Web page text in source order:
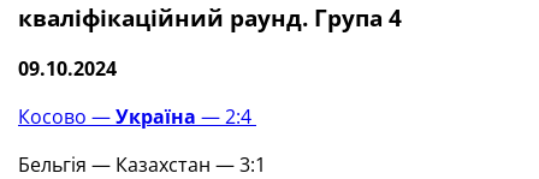
кваліфікаційний раунд. Група 4
09.10.2024
Косово —Україна — 2:4
Бельгія — Казахстан — 3:1